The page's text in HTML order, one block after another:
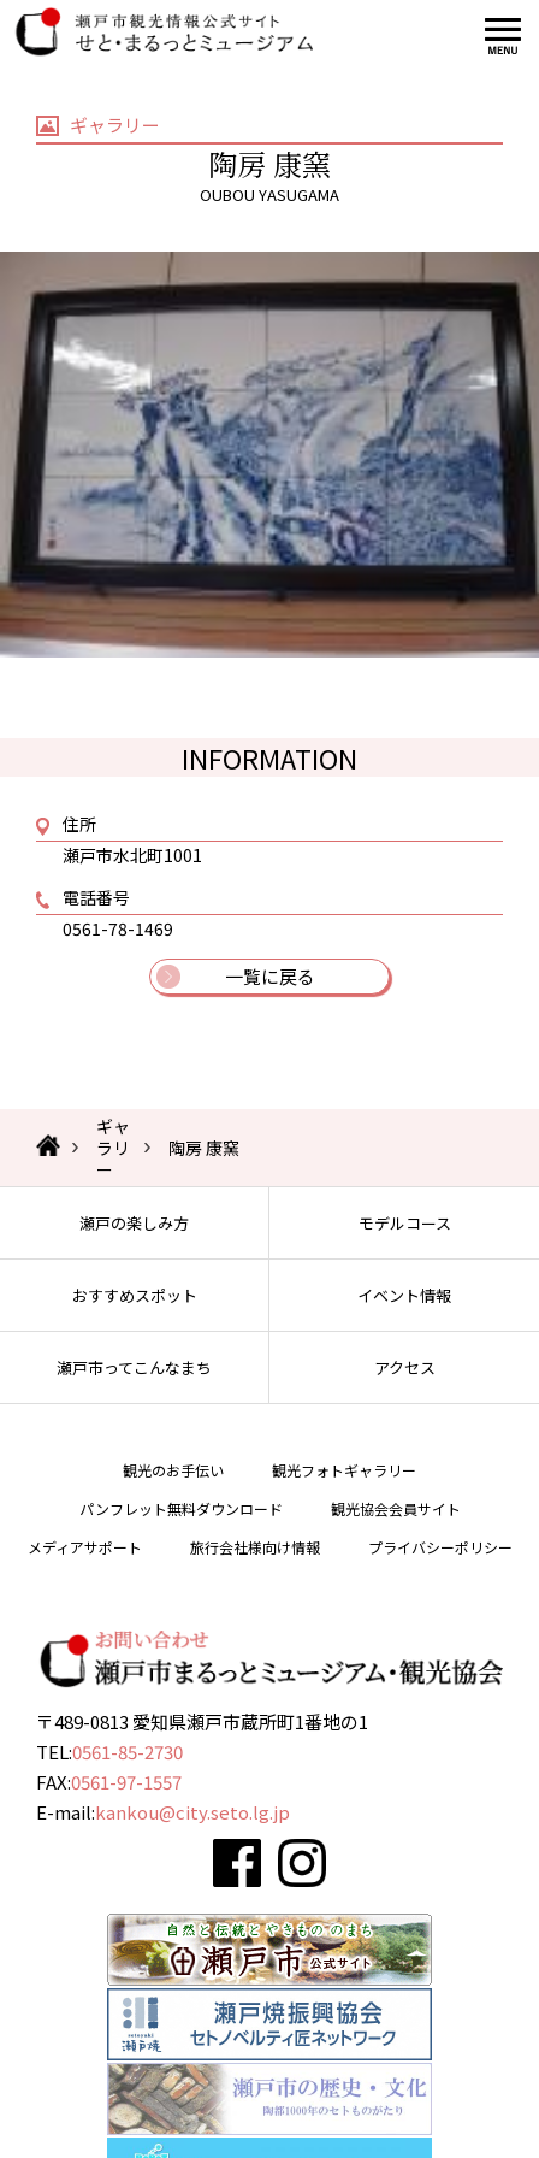
ギャラリー
陶房 康窯
OUBOU YASUGAMA
INFORMATION
住所
瀬戸市水北町1001
電話番号
0561-78-1469
一覧に戻る
ギャ
ラリ
ー
陶房 康窯
瀬戸の楽しみ方 モデルコース
おすすめスポット イベント情報
瀬戸市ってこんなまち アクセス
観光のお手伝い
観光フォトギャラリー
パンフレット無料ダウンロード
観光協会会員サイト
メディアサポート
旅行会社様向け情報 プライバシーポリシー
〒489-0813 愛知県瀬戸市蔵所町1番地の1
TEL:0561-85-2730
FAX:0561-97-1557
E-mail:kankou@city.seto.lg.jp